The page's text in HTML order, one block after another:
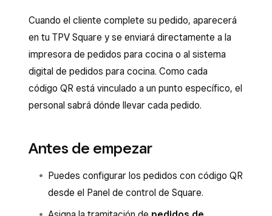
Cuando el cliente complete su pedido, aparecerá
en tu TPV Square y se enviará directamente a la
impresora de pedidos para cocina o al sistema
digital de pedidos para cocina. Como cada
código QR está vinculado a un punto específico, el
personal sabrá dónde llevar cada pedido.
Antes de empezar
Puedes configurar los pedidos con código QR
desde el Panel de control de Square.